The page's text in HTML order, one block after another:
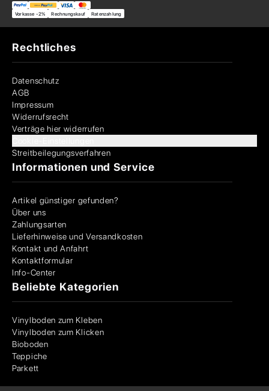
Vorkasse -2% Rechnungskauf Ratenzahlung
Rechtliches
Datenschutz
AGB
Impressum
Widerrufsrecht
Verträge hier widerrufen
Streitbeilegungsverfahren
Informationen und Service
Artikel günstiger gefunden?
Über uns
Zahlungsarten
Lieferhinweise und Versandkosten
Kontakt und Anfahrt
Kontaktformular
Info-Center
Beliebte Kategorien
Vinylboden zum Kleben
Vinylboden zum Klicken
Bioboden
Teppiche
Parkett